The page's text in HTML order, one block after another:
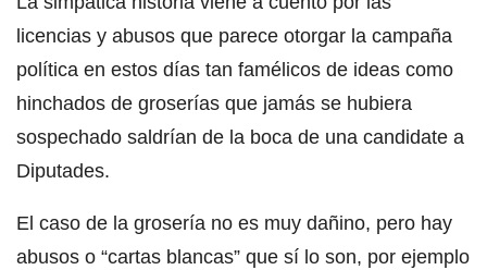
licencias y abusos que parece otorgar la campaña
política en estos días tan famélicos de ideas como
hinchados de groserías que jamás se hubiera
sospechado saldrían de la boca de una candidate a
Diputades.
El caso de la grosería no es muy dañino, pero hay
abusos o “cartas blancas” que sí lo son, por ejemplo